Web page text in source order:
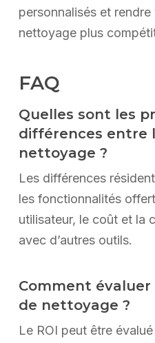
personnalisés et
nettoyage plus
FAQ
Quelles sont les
différences entre
nettoyage ?
Les différences
les fonctionnalités
utilisateur, le coût et la
avec d’autres outils.
Comment évaluer
de nettoyage ?
Le ROI peut être